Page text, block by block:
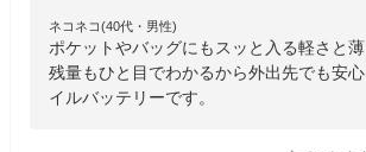
ネコネコ(40代・男性)
ポケットやバッグにもスッと入る軽さと薄
残量もひと目でわかるから外出先でも安
イルバッテリーです。